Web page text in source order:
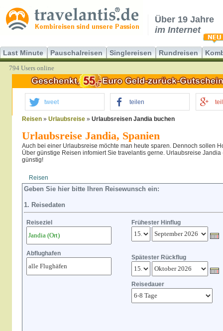
Über 19 Jahre
im Internet
Last Minute Pauschalreisen Singlereisen Rundreisen
794 Users online
tweet teilen
Reisen » Urlaubsreise » Urlaubsreisen Jandia buchen
Urlaubsreise Jandia, Spanien
Auch bei einer Urlaubsreise möchte man heute sparen. Dennoch sollen
Über günstige Reisen infomiert Sie travelantis gerne. Urlaubsreise
günstig!
Reisen
Geben Sie hier bitte Ihren Reisewunsch ein:
1. Reisedaten
Reiseziel Frühester Hinflug
Abflughafen
Spätester Rückflug
Reisedauer